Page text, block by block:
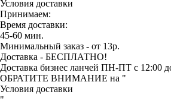
Условия доставки
Принимаем:
Время доставки:
45-60 мин.
Минимальный заказ - от 13р.
Доставка - БЕСПЛАТНО!
Доставка бизнес ланчей ПН-ПТ с 12:00
ОБРАТИТЕ ВНИМАНИЕ на "
Условия доставки
"